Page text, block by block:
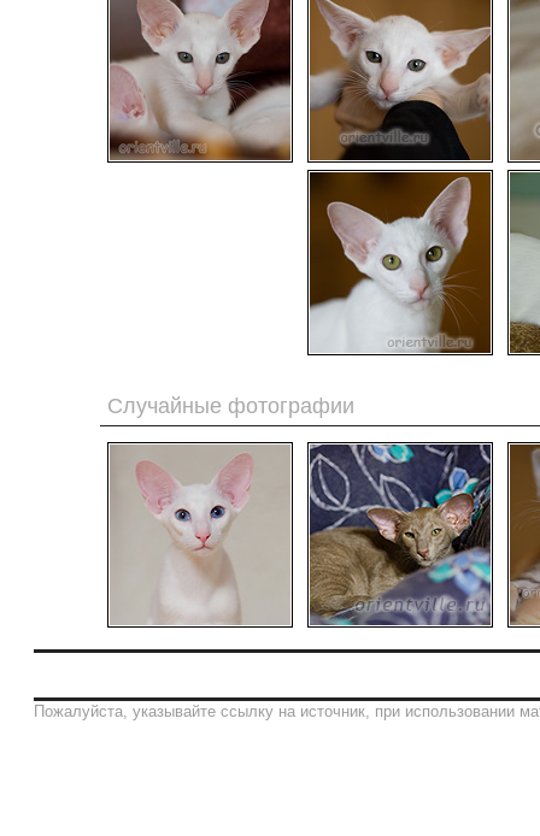
Случайные фотографии
Пожалуйста, указывайте ссылку на источник, при использовании